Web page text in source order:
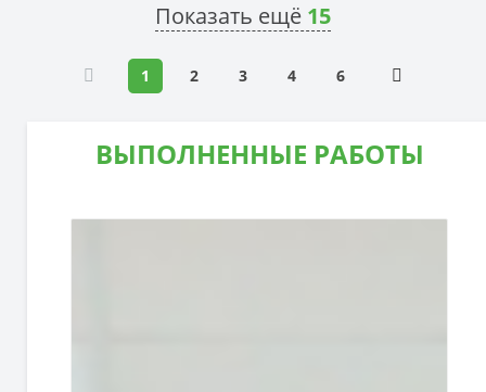
Показать ещё 15
1 2 3 4 6
ВЫПОЛНЕННЫЕ РАБОТЫ